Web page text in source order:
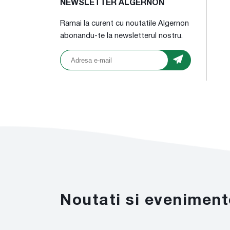
NEWSLETTER ALGERNON
Ramai la curent cu noutatile Algernon
abonandu-te la newsletterul nostru.
Noutati si